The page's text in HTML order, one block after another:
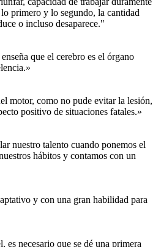
primero y lo segundo, la cantidad
o incluso desaparece."
que el cerebro es el órgano
motor, como no pude evitar la lesión,
positivo de situaciones fatales.»
nuestro talento cuando ponemos el
hábitos y contamos con un
y con una gran habilidad para
es necesario que se dé una primera